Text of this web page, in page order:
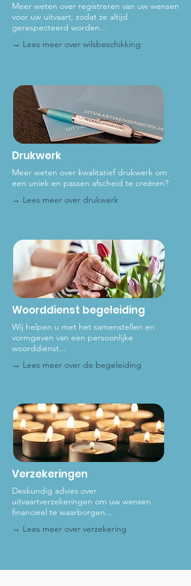
Meer weten over registreren van uw wensen
voor uw uitvaart, zodat ze altijd
gerespecteerd worden...
→ Lees meer over wilsbeschikking
Drukwerk
Meer weten over kwalitatief drukwerk om
een uniek en passen afscheid te creëren?
→ Lees meer over drukwerk
Woorddienst begeleiding
Wij helpen u met het samenstellen en
vormgeven van een persoonlijke
woorddienst...
→ Lees meer over de begeleiding
Verzekeringen
Deskundig advies over
uitvaartverzekeringen om uw wensen
financieel te waarborgen...
→ Lees meer over verzekering